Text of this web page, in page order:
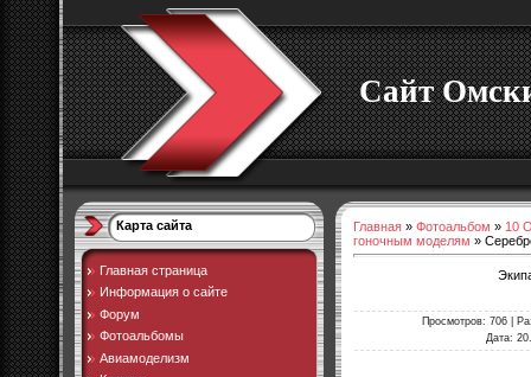
Сайт
Карта сайта
Главная страница
Информация о сайте
Форум
Фотоальбомы
Авиамоделизм
Главная » Фотоальбом » 10
гоночным моделям »
Просмотров: 706 |
Дата: